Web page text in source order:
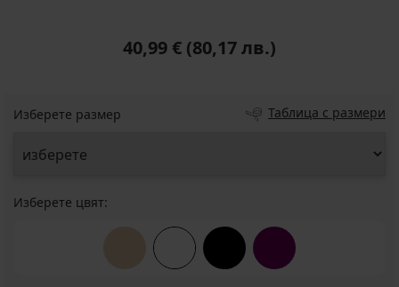
40,99 € (80,17 лв.)
Изберете размер Таблица с размери
Изберете цвят: